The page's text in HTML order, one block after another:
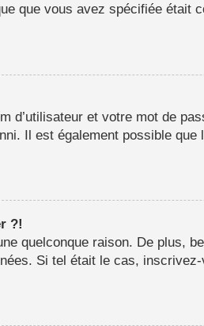
que vous avez spécifiée était
d’utilisateur et votre mot de
Il est également possible
?!
quelconque raison. De plus,
Si tel était le cas,